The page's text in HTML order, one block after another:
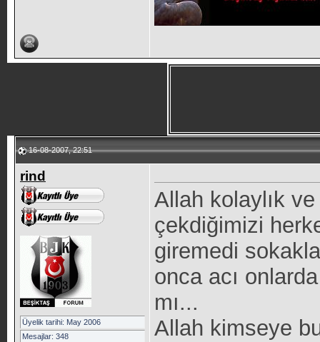
16-08-2007, 22:51
rind
Üyelik tarihi: May 2006
Mesajlar: 348
Allah kolaylık
çekdiğimizi
giremedi
onca acı
mı...
Allah kimseye